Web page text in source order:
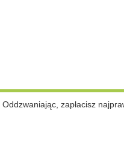
Oddzwaniając, zapłacisz